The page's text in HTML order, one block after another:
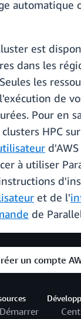
automatique
est
dans les
les
de
Pour en
HPC
à utiliser
et de l'
de
un compte
Démarrer